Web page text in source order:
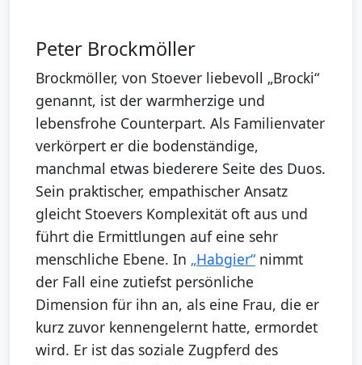
Peter Brockmöller
Brockmöller, von Stoever liebevoll „Brocki“
genannt, ist der warmherzige und
lebensfrohe Counterpart. Als Familienvater
verkörpert er die bodenständige,
manchmal etwas biederere Seite des Duos.
Sein praktischer, empathischer Ansatz
gleicht Stoevers Komplexität oft aus und
führt die Ermittlungen auf eine sehr
menschliche Ebene. In „Habgier“ nimmt
der Fall eine zutiefst persönliche
Dimension für ihn an, als eine Frau, die er
kurz zuvor kennengelernt hatte, ermordet
wird. Er ist das soziale Zugpferd des